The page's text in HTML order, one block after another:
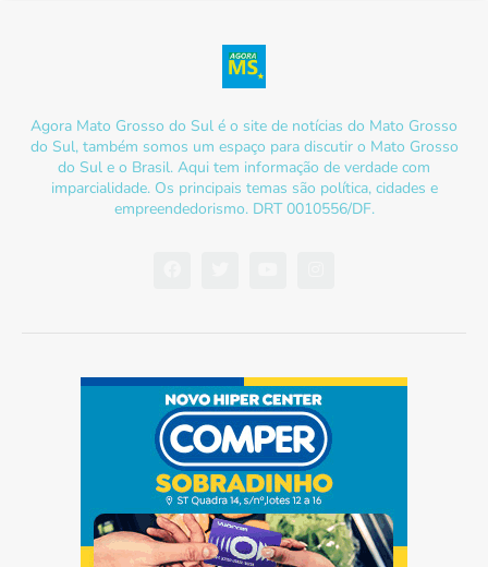
Agora Mato Grosso do Sul é o site de notícias do Mato Grosso
do Sul, também somos um espaço para discutir o Mato Grosso
do Sul e o Brasil. Aqui tem informação de verdade com
imparcialidade. Os principais temas são política, cidades e
empreendedorismo. DRT 0010556/DF.